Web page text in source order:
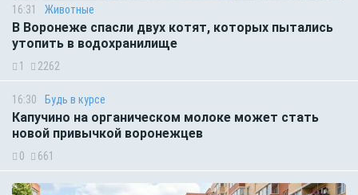
16:31 Животные
В Воронеже спасли двух котят, которых пытались
утопить в водохранилище
1 2262
16:30 Будь в курсе
Капучино на органическом молоке может стать
новой привычкой воронежцев
0 661